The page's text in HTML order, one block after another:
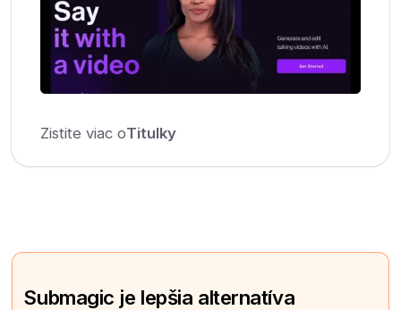
Zistite viac oTitulky
Submagic je lepšia alternatíva